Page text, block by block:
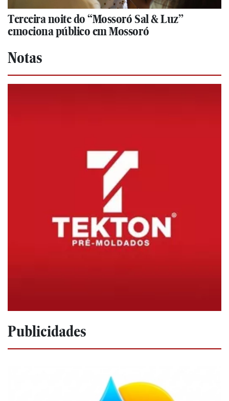
Terceira noite do “Mossoró Sal & Luz”
emociona público em Mossoró
Notas
Publicidades